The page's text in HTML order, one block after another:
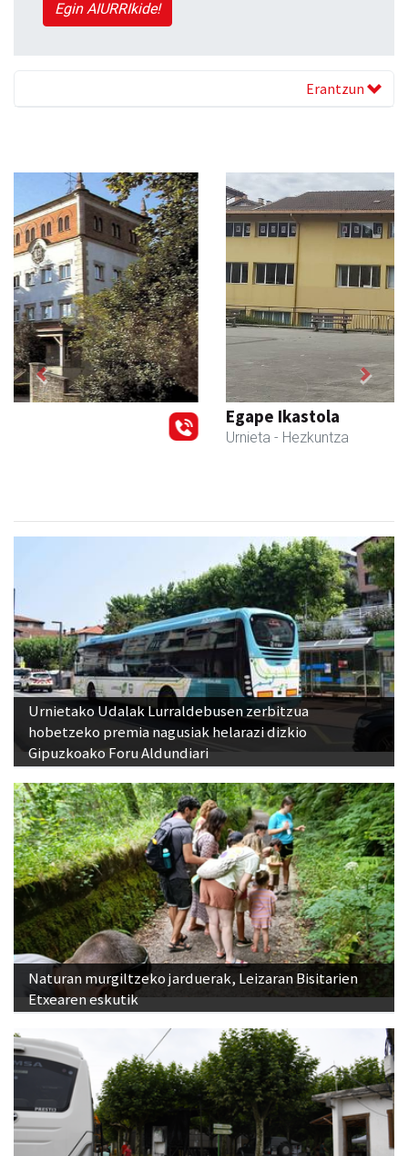
Egin AIURRIkide!
Erantzun
Previous Next
Urnietako Udalak Lurraldebusen zerbitzua
hobetzeko premia nagusiak helarazi dizkio
Gipuzkoako Foru Aldundiari
Naturan murgiltzeko jarduerak, Leizaran Bisitarien
Etxearen eskutik